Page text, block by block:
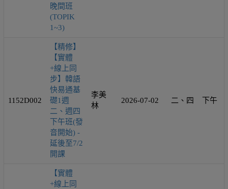
晚間班
(TOPIK
1~3)
1152D002
【精修】
【實體
+線上同
步】韓語
快易通基
礎1週
二、週四
下午班(發
音開始) -
延後至7/2
開課
李美
林
2026-07-02 二、四 下午
【實體
+線上同